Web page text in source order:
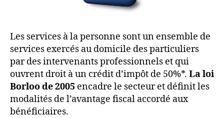
Les services à la personne sont un ensemble de
services exercés au domicile des particuliers
par des intervenants professionnels et qui
ouvrent droit à un crédit d’impôt de 50%*. La loi
Borloo de 2005 encadre le secteur et définit les
modalités de l’avantage fiscal accordé aux
bénéficiaires.